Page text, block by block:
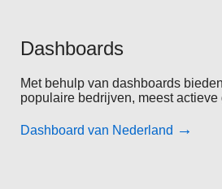
Dashboards
Met behulp van dashboards
populaire bedrijven, meest
Dashboard van Nederland →